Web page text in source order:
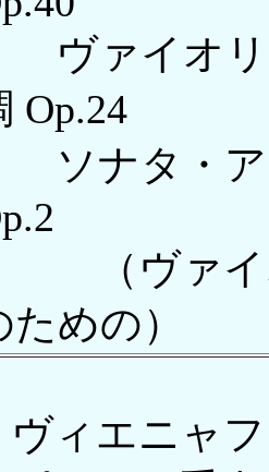
ァイオリ
Op.24
ナタ・ア
ヴァイオ
ための）
ィエニャ